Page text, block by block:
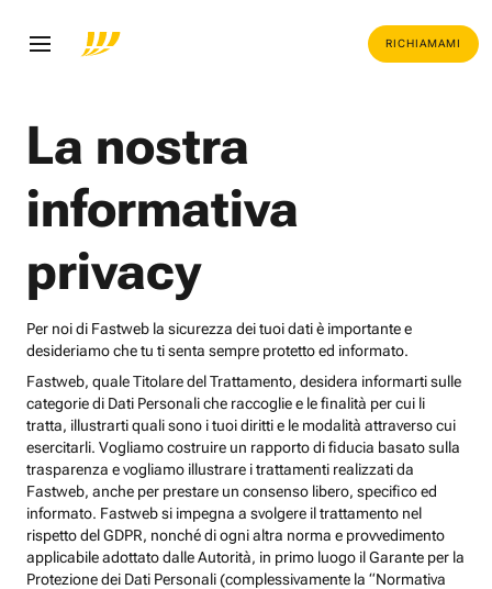
RICHIAMAMI
La nostra
informativa
privacy
Per noi di Fastweb la sicurezza dei tuoi dati è importante e
desideriamo che tu ti senta sempre protetto ed informato.
Fastweb, quale Titolare del Trattamento, desidera informarti sulle
categorie di Dati Personali che raccoglie e le finalità per cui li
tratta, illustrarti quali sono i tuoi diritti e le modalità attraverso cui
esercitarli. Vogliamo costruire un rapporto di fiducia basato sulla
trasparenza e vogliamo illustrare i trattamenti realizzati da
Fastweb, anche per prestare un consenso libero, specifico ed
informato. Fastweb si impegna a svolgere il trattamento nel
rispetto del GDPR, nonché di ogni altra norma e provvedimento
applicabile adottato dalle Autorità, in primo luogo il Garante per la
Protezione dei Dati Personali (complessivamente la “Normativa